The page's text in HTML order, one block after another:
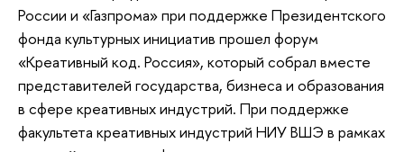
России и «Газпрома» при поддержке Президентского
фонда культурных инициатив прошел форум
«Креативный код. Россия», который собрал вместе
представителей государства, бизнеса и образования
в сфере креативных индустрий. При поддержке
факультета креативных индустрий НИУ ВШЭ в рамках